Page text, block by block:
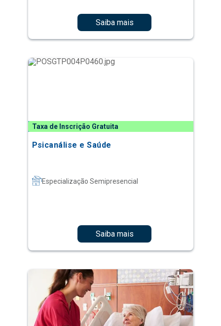
Saiba mais
Taxa de Inscrição Gratuita
Psicanálise e Saúde
Especialização Semipresencial
Saiba mais